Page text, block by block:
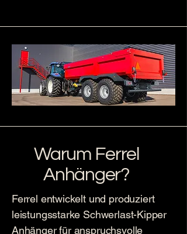
Warum Ferrel
Anhänger?
Ferrel entwickelt und produziert
leistungsstarke Schwerlast-Kipper
Anhänger für anspruchsvolle